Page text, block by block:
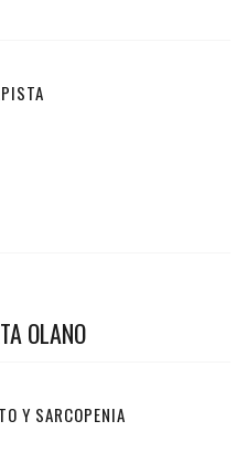
OLANO
Y SARCOPENIA